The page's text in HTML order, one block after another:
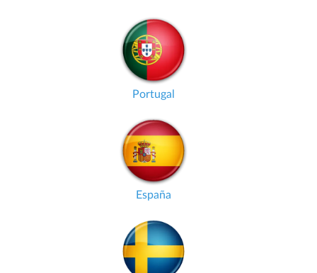
Portugal
España